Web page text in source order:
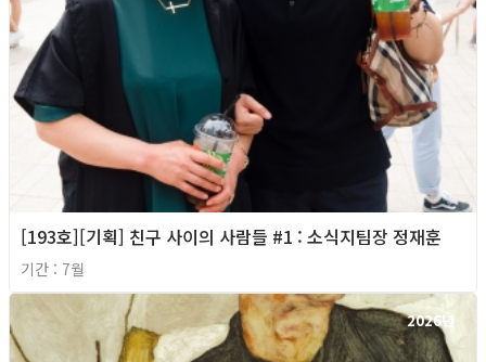
[193호][기획] 친구 사이의 사람들 #1 : 소식지팀장 정재훈
기간 : 7월
2026년